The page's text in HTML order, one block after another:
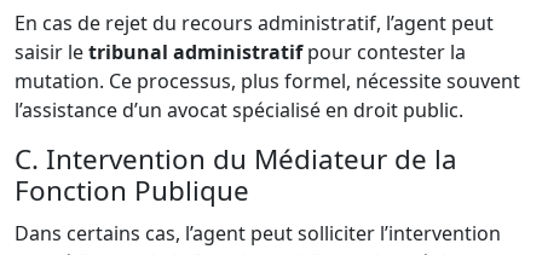
En cas de rejet du recours administratif, l’agent peut
saisir letribunal administratifpour contester la
mutation. Ce processus, plus formel, nécessite souvent
l’assistance d’un avocat spécialisé en droit public.
C. Intervention du Médiateur de la
Fonction Publique
Dans certains cas, l’agent peut solliciter l’intervention